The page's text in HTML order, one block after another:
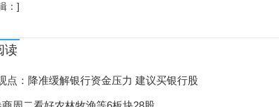
：]
读
点：降准缓解银行资金压力 建议买银行股